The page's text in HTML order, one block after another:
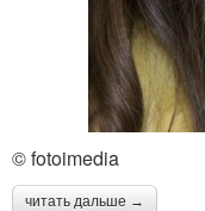
© fotoimedia
читать дальше →